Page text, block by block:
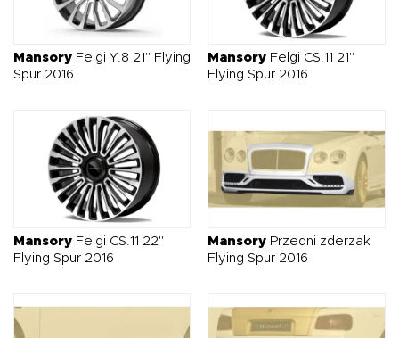
Mansory Felgi Y.8 21" Flying
Spur 2016
Mansory Felgi CS.11 21"
Flying Spur 2016
Mansory Felgi CS.11 22"
Flying Spur 2016
Mansory Przedni zderzak
Flying Spur 2016